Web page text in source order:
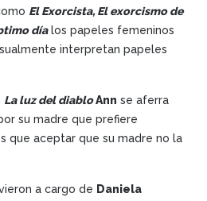
El Exorcista, El exorcismo de
díalos papeles femeninos
interpretan papeles
La luz del diabloAnn se aferra
su madre que prefiere
que aceptar que su madre no la
a cargo de Daniela